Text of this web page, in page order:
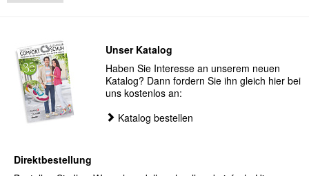
Unser Katalog
Haben Sie Interesse an unserem neuen
Katalog? Dann fordern Sie ihn gleich hier bei
uns kostenlos an:
Katalog bestellen
Direktbestellung